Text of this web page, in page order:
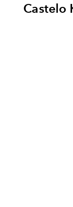
Castelo